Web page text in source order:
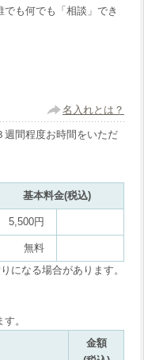
も何でも「相談」でき
名入れとは？
週間程度お時間をいただ
基本料金(税込)
5,500円
無料
になる場合があります。
。
金額